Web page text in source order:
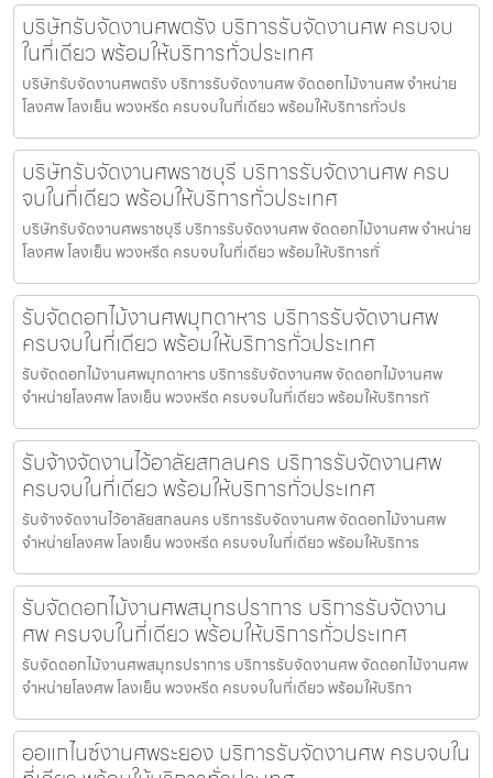
บริษัทรับจัดงานศพตรัง บริการรับจัดงานศพ ครบจบ
ในที่เดียว พร้อมให้บริการทั่วประเทศ
บริษัทรับจัดงานศพตรัง บริการรับจัดงานศพ จัดดอกไม้งานศพ จำหน่าย
โลงศพ โลงเย็น พวงหรีด ครบจบในที่เดียว พร้อมให้บริการทั่วปร
บริษัทรับจัดงานศพราชบุรี บริการรับจัดงานศพ ครบ
จบในที่เดียว พร้อมให้บริการทั่วประเทศ
บริษัทรับจัดงานศพราชบุรี บริการรับจัดงานศพ จัดดอกไม้งานศพ จำหน่าย
โลงศพ โลงเย็น พวงหรีด ครบจบในที่เดียว พร้อมให้บริการทั่
รับจัดดอกไม้งานศพมุกดาหาร บริการรับจัดงานศพ
ครบจบในที่เดียว พร้อมให้บริการทั่วประเทศ
รับจัดดอกไม้งานศพมุกดาหาร บริการรับจัดงานศพ จัดดอกไม้งานศพ
จำหน่ายโลงศพ โลงเย็น พวงหรีด ครบจบในที่เดียว พร้อมให้บริการทั
รับจ้างจัดงานไว้อาลัยสกลนคร บริการรับจัดงานศพ
ครบจบในที่เดียว พร้อมให้บริการทั่วประเทศ
รับจ้างจัดงานไว้อาลัยสกลนคร บริการรับจัดงานศพ จัดดอกไม้งานศพ
จำหน่ายโลงศพ โลงเย็น พวงหรีด ครบจบในที่เดียว พร้อมให้บริการ
รับจัดดอกไม้งานศพสมุทรปราการ บริการรับจัดงาน
ศพ ครบจบในที่เดียว พร้อมให้บริการทั่วประเทศ
รับจัดดอกไม้งานศพสมุทรปราการ บริการรับจัดงานศพ จัดดอกไม้งานศพ
จำหน่ายโลงศพ โลงเย็น พวงหรีด ครบจบในที่เดียว พร้อมให้บริกา
ออแกไนซ์งานศพระยอง บริการรับจัดงานศพ ครบจบใน